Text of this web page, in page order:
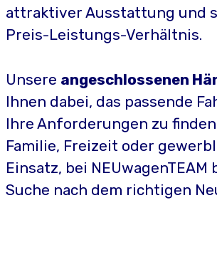
attraktiver Ausstattung und
Preis-Leistungs-Verhältnis.
Unsere angeschlossenen
Ihnen dabei, das passende
Ihre Anforderungen zu
Familie, Freizeit oder
Einsatz, bei
Suche nach dem richtigen